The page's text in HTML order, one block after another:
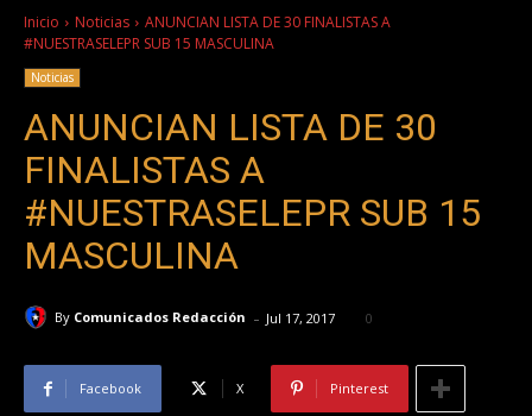
Inicio Noticias
ANUNCIAN LISTA DE 30 FINALISTAS A
#NUESTRASELEPR SUB 15 MASCULINA
Noticias
ANUNCIAN LISTA DE 30
FINALISTAS A
#NUESTRASELEPR SUB 15
MASCULINA
By Comunicados Redacción - Jul 17, 2017 0
Facebook X Pinterest